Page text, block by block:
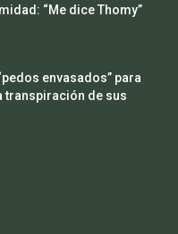
“Me dice Thomy”
envasados” para
de sus